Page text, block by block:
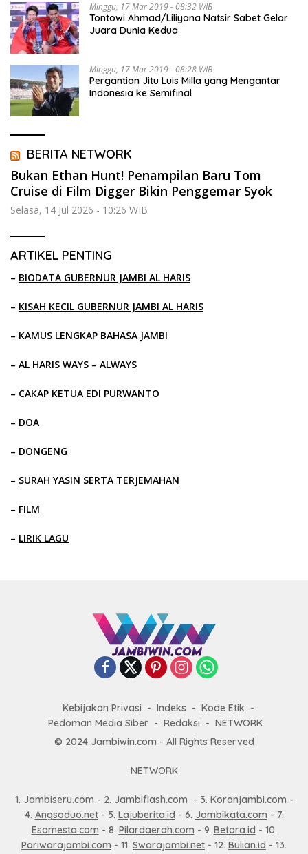
Minggu, 17 Mar 2019 - 08:32 WIB
Tontowi Ahmad/Liliyana Natsir Sabet Gelar
Juara Dunia Kedua
Minggu, 17 Mar 2019 - 08:28 WIB
Pergantian Jitu Luis Milla yang Mengantar
Indonesia ke Semifinal
BERITA NETWORK
Bukan Ethan Hunt! Penampilan Baru Tom
Cruise di Film Digger Bikin Penggemar Syok
Selasa, 14 Jul 2026 - 10:26 WIB
ARTIKEL PENTING
– BIODATA GUBERNUR JAMBI AL HARIS
– KISAH KECIL GUBERNUR JAMBI AL HARIS
– KAMUS LENGKAP BAHASA JAMBI
– AL HARIS WAYS – ALWAYS
– CAKAP KETUA EDI PURWANTO
– DOA
– DONGENG
– SURAH YASIN SERTA TERJEMAHAN
– FILM
– LIRIK LAGU
Kebijakan Privasi Indeks
Kode Etik
Pedoman Media Siber
Redaksi
NETWORK
© 2024 Jambiwin.com - All Rights Reserved
NETWORK
1. Jambiseru.com - 2. Jambiflash.com - 3. Koranjambi.com -
4. Angsoduo.net- 5. Lajuberita.id - 6. Jambikata.com - 7.
Esamesta.com - 8. Pilardaerah.com - 9. Betara.id - 10.
Pariwarajambi.com - 11. Swarajambi.net - 12. Bulian.id - 13.